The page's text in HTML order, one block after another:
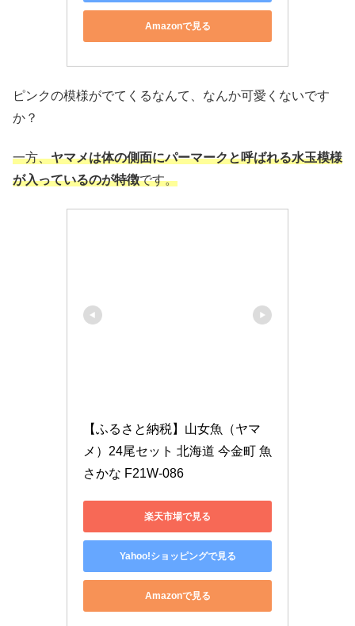
Amazonで見る
ピンクの模様がでてくるなんて、なんか可愛くないです
か？
一方、ヤマメは体の側面にパーマークと呼ばれる水玉模様
が入っているのが特徴です。
【ふるさと納税】山女魚（ヤマ
メ）24尾セット 北海道 今金町 魚
さかな F21W-086
楽天市場で見る
Yahoo!ショッピングで見る
Amazonで見る